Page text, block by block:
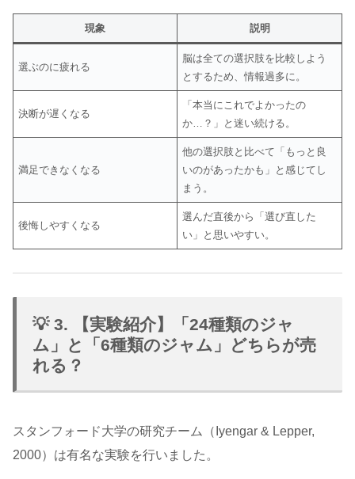
現象 説明
選ぶのに疲れる
脳は全ての選択肢を比較しよう
とするため、情報過多に。
決断が遅くなる
「本当にこれでよかったの
か…？」と迷い続ける。
満足できなくなる
他の選択肢と比べて「もっと良
いのがあったかも」と感じてし
まう。
後悔しやすくなる
選んだ直後から「選び直した
い」と思いやすい。
💡 3. 【実験紹介】「24種類のジャ
ム」と「6種類のジャム」どちらが売
れる？
スタンフォード大学の研究チーム（Iyengar & Lepper,
2000）は有名な実験を行いました。